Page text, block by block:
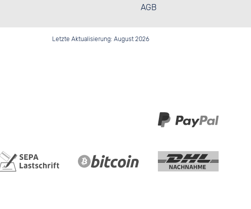
AGB
Letzte Aktualisierung: August 2026